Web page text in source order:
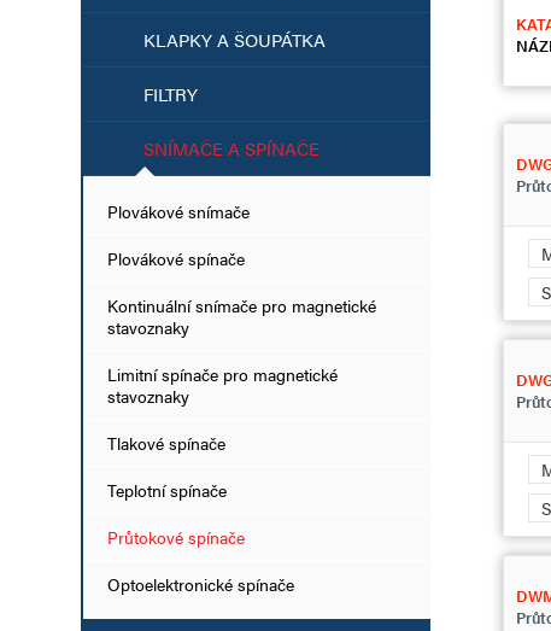
KLAPKY A ŠOUPÁTKA
FILTRY
SNÍMAČE A SPÍNAČE
Plovákové snímače
Plovákové spínače
Kontinuální snímače pro magnetické
stavoznaky
Limitní spínače pro magnetické
stavoznaky
Tlakové spínače
Teplotní spínače
Průtokové spínače
Optoelektronické spínače